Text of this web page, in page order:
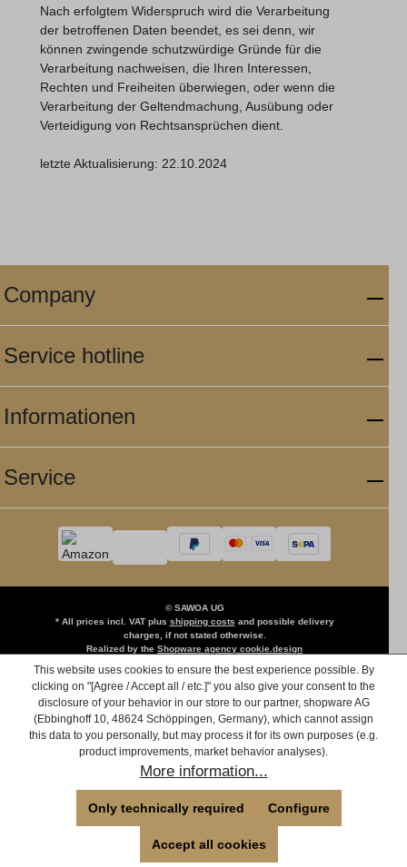
Nach erfolgtem Widerspruch wird die Verarbeitung
der betroffenen Daten beendet, es sei denn, wir
können zwingende schutzwürdige Gründe für die
Verarbeitung nachweisen, die Ihren Interessen,
Rechten und Freiheiten überwiegen, oder wenn die
Verarbeitung der Geltendmachung, Ausübung oder
Verteidigung von Rechtsansprüchen dient.
letzte Aktualisierung: 22.10.2024
Company
Service hotline
Informationen
Service
© SAWOA UG
* All prices incl. VAT plus shipping costs and possible delivery
charges, if not stated otherwise.
Realized by the Shopware agency cookie.design
This website uses cookies to ensure the best experience possible. By
clicking on "[Agree / Accept all / etc.]" you also give your consent to the
disclosure of your behavior in our store to our partner, shopware AG
(Ebbinghoff 10, 48624 Schöppingen, Germany), which cannot assign
this data to you personally, but may process it for its own purposes (e.g.
product improvements, market behavior analyses).
More information...
Only technically required Configure
Accept all cookies